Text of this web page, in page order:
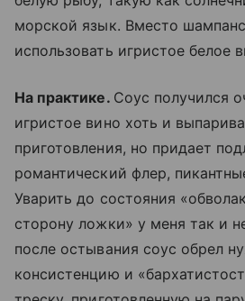
морской язык. Вместо
использовать игристое белое
На практике. Соус получился
игристое вино хоть и
приготовления, но придает
романтический флер,
Уварить до состояния
сторону ложки» у меня так и
после остывания соус обрел
консистенцию и